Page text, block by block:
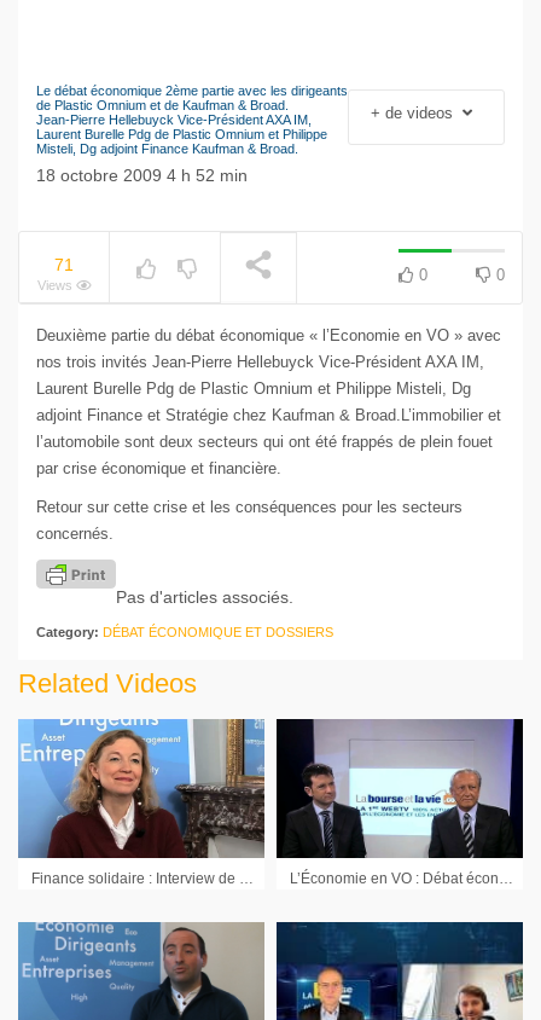
NOW PLAYING
Le séisme industriel
Volkswagen
Le débat économique 2ème partie avec les dirigeants
de Plastic Omnium et de Kaufman & Broad.
Jean-Pierre Hellebuyck Vice-Président AXA IM,
Laurent Burelle Pdg de Plastic Omnium et Philippe
Misteli, Dg adjoint Finance Kaufman & Broad.
18 octobre 2009 4 h 52 min
+ de videos
71
Views
0 0
Deuxième partie du débat économique « l’Economie en VO » avec
nos trois invités Jean-Pierre Hellebuyck Vice-Président AXA IM,
Laurent Burelle Pdg de Plastic Omnium et Philippe Misteli, Dg
adjoint Finance et Stratégie chez Kaufman & Broad.L’immobilier et
l’automobile sont deux secteurs qui ont été frappés de plein fouet
par crise économique et financière.
Retour sur cette crise et les conséquences pour les secteurs
concernés.
Pas d'articles associés.
Category: DÉBAT ÉCONOMIQUE ET DOSSIERS
Related Videos
Finance solidaire : Interview de Sophie des Mazery Directrice Finansol L’Économie en VO : Débat économique avec Régis Arnoux CIS Catering et Chris Connors HCL Technologies (2ème partie)